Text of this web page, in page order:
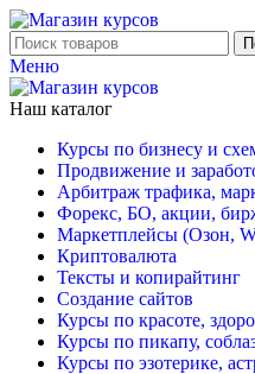
Меню
Наш каталог
Курсы по бизнесу и
Продвижение и
Арбитраж трафика,
Форекс, БО, акции,
Маркетплейсы (Озон,
Криптовалюта
Тексты и копирайтинг
Создание сайтов
Курсы по красоте,
Курсы по пикапу,
Курсы по эзотерике,